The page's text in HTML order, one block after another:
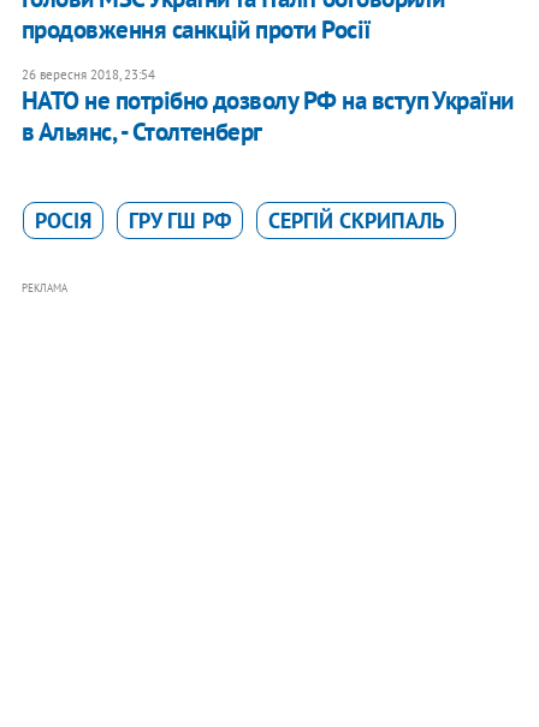
продовження санкцій проти Росії
26 вересня 2018, 23:54
НАТО не потрібно дозволу РФ на вступ України
в Альянс, - Столтенберг
РОСІЯ ГРУ ГШ РФ СЕРГІЙ СКРИПАЛЬ
РЕКЛАМА